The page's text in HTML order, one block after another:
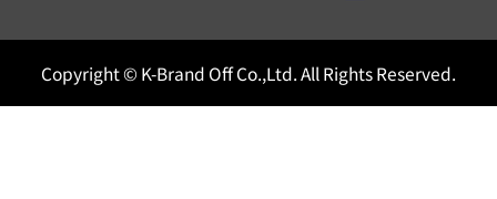
Copyright © K-Brand Off Co.,Ltd. All Rights Reserved.